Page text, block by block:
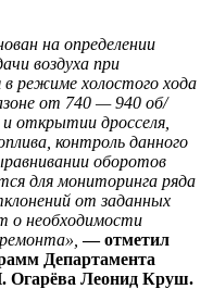
на определении
воздуха при
режиме холостого хода
от 740 — 940 об/
открытии дросселя,
контроль данного
оборотов
для мониторинга ряда
от заданных
о необходимости
— отметил
Департамента
Огарёва Леонид Круш.